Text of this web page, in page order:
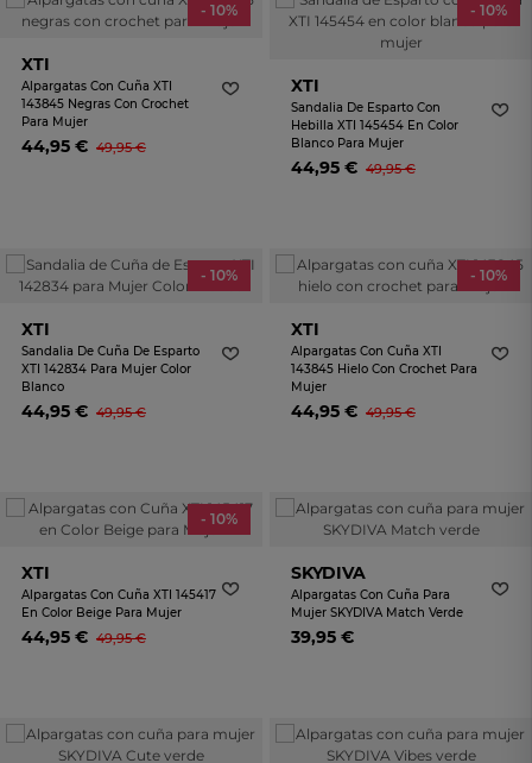
- 10%
XTI
Alpargatas Con Cuña XTI
143845 Negras Con Crochet
Para Mujer
44,95 € 49,95 €
- 10%
XTI
Sandalia De Esparto Con
Hebilla XTI 145454 En Color
Blanco Para Mujer
44,95 € 49,95 €
- 10%
XTI
Sandalia De Cuña De Esparto
XTI 142834 Para Mujer Color
Blanco
44,95 € 49,95 €
- 10%
XTI
Alpargatas Con Cuña XTI
143845 Hielo Con Crochet Para
Mujer
44,95 € 49,95 €
- 10%
XTI
Alpargatas Con Cuña XTI 145417
En Color Beige Para Mujer
44,95 € 49,95 €
SKYDIVA
Alpargatas Con Cuña Para
Mujer SKYDIVA Match Verde
39,95 €